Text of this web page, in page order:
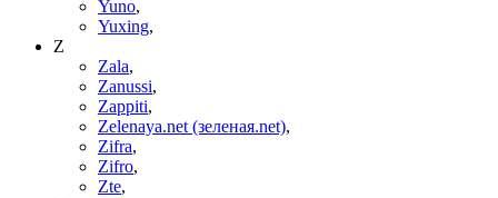
Yuno,
Yuxing,
Z
Zala,
Zanussi,
Zappiti,
Zelenaya.net (зеленая.net),
Zifra,
Zifro,
Zte,